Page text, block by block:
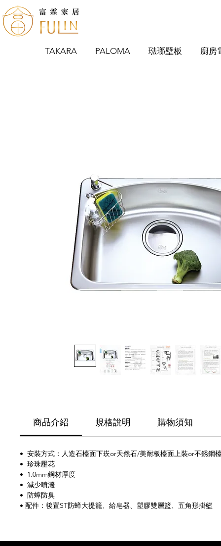
TAKARA PALOMA 琺瑯壁板 廚房
商品介紹 規格說明 購物須知
• 安裝方式：人造石檯面下崁or天然石/美耐板檯面上裝or不銹鋼
• 珍珠壓花
• 1.0mm鋼材厚度
• 減少噴濺
• 防蟑防臭
• 配件：後置ST防蟑大提籠、給皂器、塑膠雙層籃、五角形掛籃